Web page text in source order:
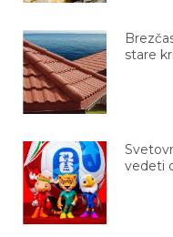
stare
vedeti